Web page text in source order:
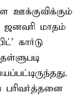
ஊக்குவிக்கும்
மாதம்
கார்டு